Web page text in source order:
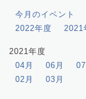
今月のイベント
2022年度
2021
2021年度
04月
06月
02月
03月